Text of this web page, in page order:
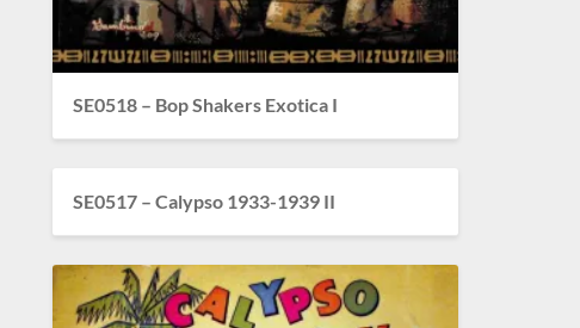
SE0518 – Bop Shakers Exotica I
SE0517 – Calypso 1933-1939 II